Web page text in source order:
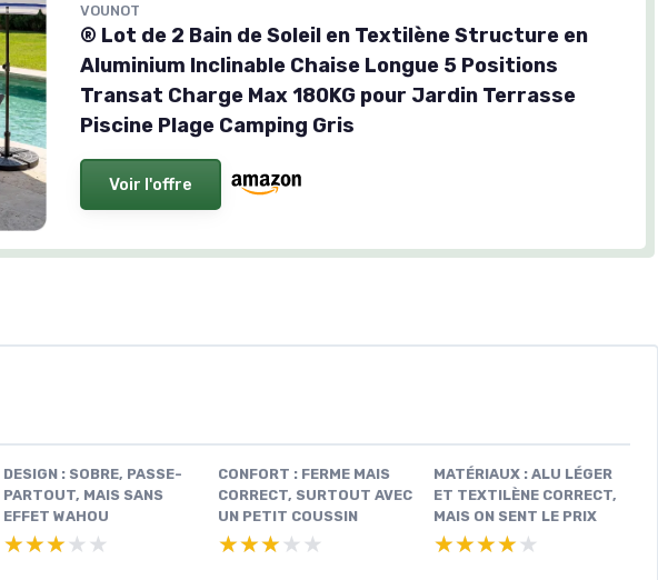
VOUNOT
® Lot de 2 Bain de Soleil en Textilène Structure en
Aluminium Inclinable Chaise Longue 5 Positions
Transat Charge Max 180KG pour Jardin Terrasse
Piscine Plage Camping Gris
Voir l'offre
DESIGN : SOBRE, PASSE-
PARTOUT, MAIS SANS
EFFET WAHOU
★★★★★
★★★★★
CONFORT : FERME MAIS
CORRECT, SURTOUT AVEC
UN PETIT COUSSIN
★★★★★
★★★★★
MATÉRIAUX : ALU LÉGER
ET TEXTILÈNE CORRECT,
MAIS ON SENT LE PRIX
★★★★★
★★★★★